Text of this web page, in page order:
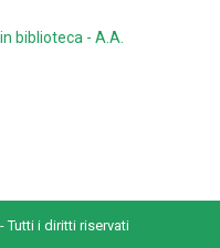
biblioteca - A.A.
Tutti i diritti riservati